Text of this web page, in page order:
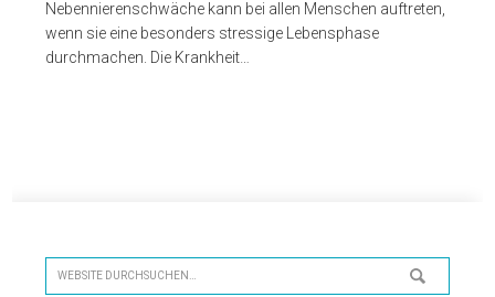
Nebennierenschwäche kann bei allen Menschen auftreten,
wenn sie eine besonders stressige Lebensphase
durchmachen. Die Krankheit…
Website